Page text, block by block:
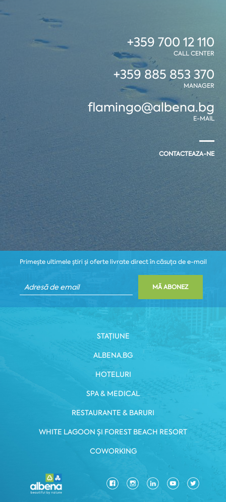
+359 700 12 110
CALL CENTER
+359 885 853 370
MANAGER
flamingo@albena.bg
E-MAIL
CONTACTEAZA-NE
Primește ultimele știri și oferte livrate direct în căsuța de e-mail
MĂ ABONEZ
STAȚIUNE
ALBENA.BG
HOTELURI
SPA & MEDICAL
RESTAURANTE & BARURI
WHITE LAGOON ȘI FOREST BEACH RESORT
COWORKING